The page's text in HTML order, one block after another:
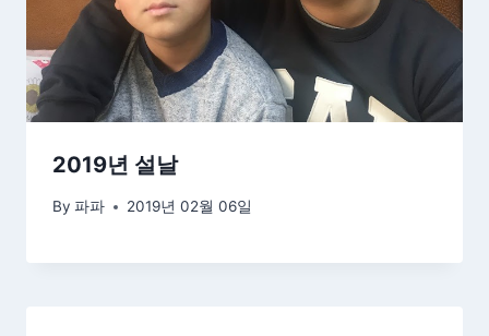
2019년 설날
By 파파 2019년 02월 06일